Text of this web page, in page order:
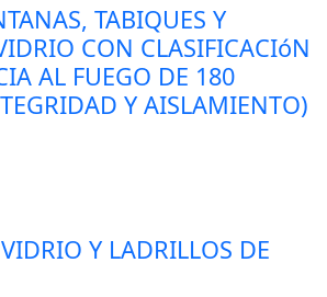
TABIQUES Y
CON CLASIFICACIóN
AL FUEGO DE 180
Y AISLAMIENTO)
Y LADRILLOS DE